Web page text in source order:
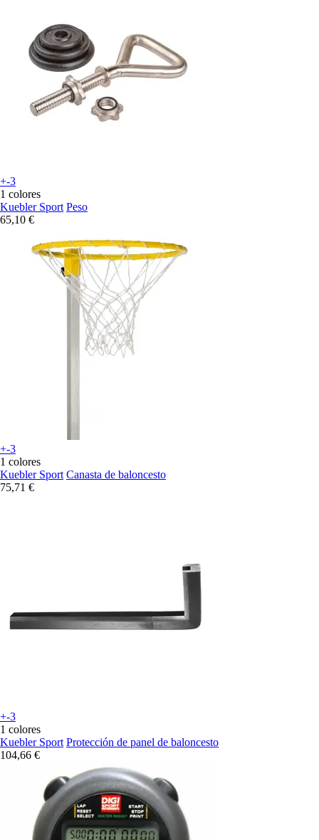
+-3
1 colores
Kuebler Sport Peso
65,10 €
+-3
1 colores
Kuebler Sport Canasta de baloncesto
75,71 €
+-3
1 colores
Kuebler Sport Protección de panel de baloncesto
104,66 €